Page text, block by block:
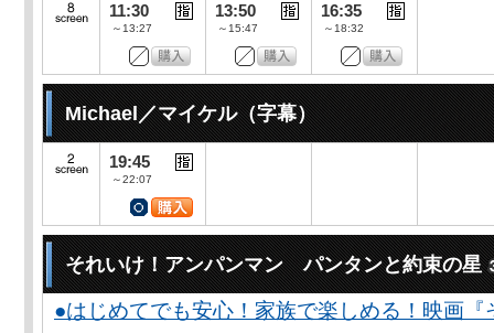
11:30
～13:27
13:50
～15:47
16:35
～18:32
Michael／マイケル（字幕）
19:45
～22:07
それいけ！アンパンマン パンタンと約束の星
●はじめてでも安心！家族で楽しめる！映画